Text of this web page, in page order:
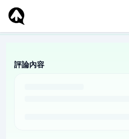
評論內容